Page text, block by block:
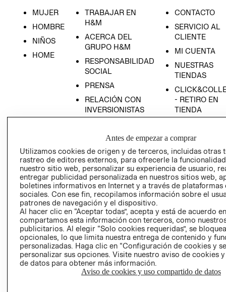
MUJER
HOMBRE
NIÑOS
HOME
TRABAJAR EN
H&M
ACERCA DEL
GRUPO H&M
RESPONSABILIDAD
SOCIAL
PRENSA
RELACIÓN CON
INVERSIONISTAS
EMPRESARIAL
CONTACTO
SERVICIO AL
CLIENTE
MI CUENTA
NUESTRAS
TIENDAS
- RETIRO EN
TIENDA
AVISO DE
PRIVACIDAD
GIFT CARD
AVISO DE
COOKIES
Uruguay ($U)
Antes de empezar a comprar
Utilizamos cookies de origen y de terceros, incluidas otras
rastreo de editores externos, para ofrecerle la
nuestro sitio web, personalizar su experiencia de usuario,
entregar publicidad personalizada en nuestros sitios web,
boletines informativos en Internet y a través de plataformas
sociales. Con ese fin, recopilamos información sobre el
patrones de navegación y el dispositivo.
Al hacer clic en “Aceptar todas”, acepta y está de acuerdo
compartamos esta información con terceros, como
publicitarios. Al elegir “Solo cookies requeridas”, se
opcionales, lo que limita nuestra entrega de contenido y
personalizadas. Haga clic en “Configuración de cookies y
personalizar sus opciones. Visite nuestro aviso de cookies
de datos para obtener más información.
Aviso de cookies y uso compartido de datos